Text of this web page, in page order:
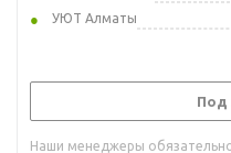
УЮТ Алматы
Под
Наши менеджеры